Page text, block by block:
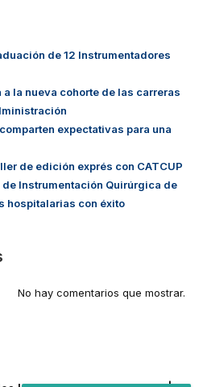
de 12 Instrumentadores
la nueva cohorte de las carreras
expectativas para una
de edición exprés con CATCUP
Instrumentación Quirúrgica de
hospitalarias con éxito
No hay comentarios que mostrar.